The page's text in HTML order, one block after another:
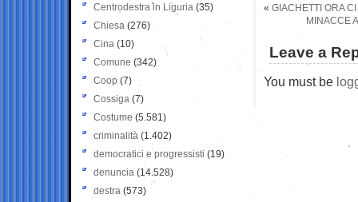
« GIACHETTI ORA
MINACCE
Leave a
You must be
Centrodestra in Liguria (35)
Chiesa (276)
Cina (10)
Comune (342)
Coop (7)
Cossiga (7)
Costume (5.581)
criminalità (1.402)
democratici e progressisti (19)
denuncia (14.528)
destra (573)